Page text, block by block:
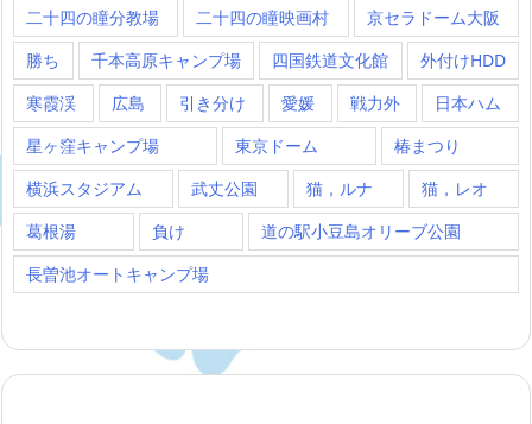
二十四の瞳分教場
二十四の瞳映画村
京セラドーム大阪
勝ち
千本高原キャンプ場 四国鉄道文化館
外付けHDD
寒霞渓
広島 引き分け 愛媛 戦力外
日本ハム
星ヶ窪キャンプ場
東京ドーム
椿まつり
横浜スタジアム
武丈公園 猫，ルナ
猫，レオ
葛根湯
負け
道の駅小豆島オリーブ公園
長曽池オートキャンプ場